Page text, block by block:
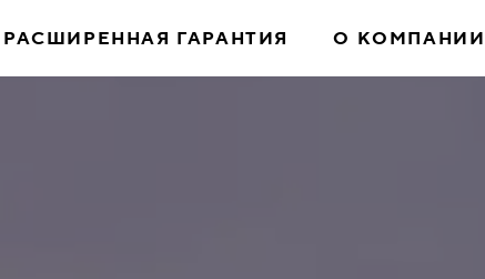
РАСШИРЕННАЯ ГАРАНТИЯ О КОМПАНИИ